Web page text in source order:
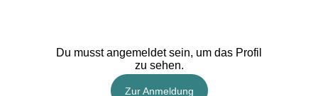
Du musst angemeldet sein, um das Profil
zu sehen.
Zur Anmeldung